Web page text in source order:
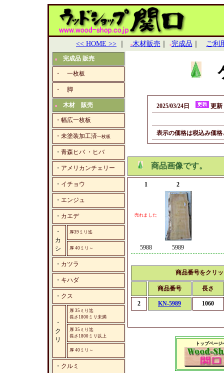
<< HOME >> ■木材販売 ■完成品 ご利
■ 完成品 販売
・ 一枚板
・ 脚
■ 木材 販売
・幅広一枚板
・未塗装加工済一枚板
・ 青森ヒバ ・ヒバ
・ アメリカンチェリー
・ イチョウ
・ エンジュ
・ カエデ
・
カ
シ
厚39ミリ迄
厚 40ミリ～
・ カツラ
・ キハダ
・ クス
・
ク
リ
厚 35ミり迄
長さ1800ミリ未満
厚 35ミり迄
長さ1800ミリ以上
厚 40ミリ～
・ クルミ
2025/03/24日 更新
表示の価格は税込み価
商品画像です。
1 2
売れました
5988 5989
商品番号をクリ
商品番号 長さ
2 KN-5989 1060
トップページ